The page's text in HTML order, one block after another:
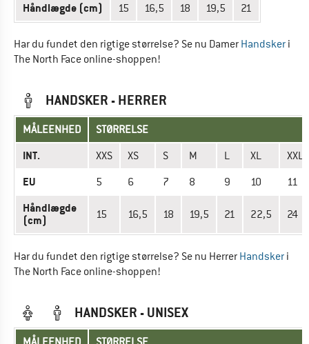
Håndlægde (cm) 15 16,5 18 19,5 21
Har du fundet den rigtige størrelse? Se nu Damer Handsker i
The North Face online-shoppen!
HANDSKER - HERRER
MÅLEENHED STØRRELSE
INT. XXS XS S M L XL XXL
EU 5 6 7 8 9 10 11
Håndlægde
(cm)
15 16,5 18 19,5 21 22,5 24
Har du fundet den rigtige størrelse? Se nu Herrer Handsker i
The North Face online-shoppen!
HANDSKER - UNISEX